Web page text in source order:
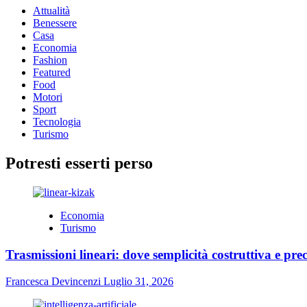
Attualità
Benessere
Casa
Economia
Fashion
Featured
Food
Motori
Sport
Tecnologia
Turismo
Potresti esserti perso
Economia
Turismo
Trasmissioni lineari: dove semplicità costruttiva e
Francesca Devincenzi Luglio 31, 2026